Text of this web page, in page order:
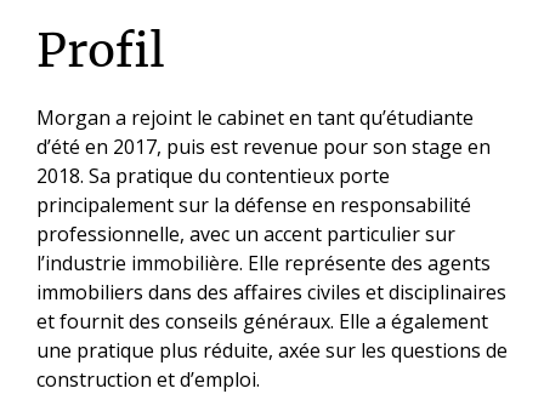
Profil
Morgan a rejoint le cabinet en tant qu’étudiante
d’été en 2017, puis est revenue pour son stage en
2018. Sa pratique du contentieux porte
principalement sur la défense en responsabilité
professionnelle, avec un accent particulier sur
l’industrie immobilière. Elle représente des agents
immobiliers dans des affaires civiles et disciplinaires
et fournit des conseils généraux. Elle a également
une pratique plus réduite, axée sur les questions de
construction et d’emploi.